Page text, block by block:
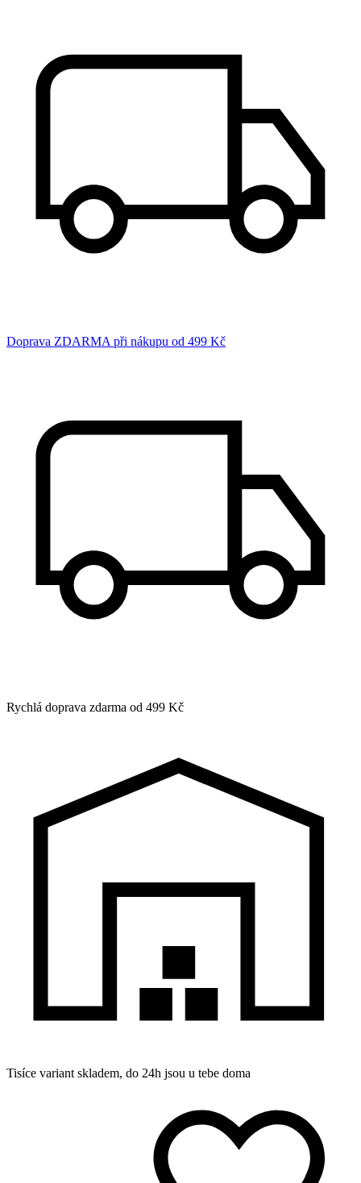
Doprava ZDARMA při nákupu od 499 Kč
Rychlá doprava zdarma od 499 Kč
Tisíce variant skladem, do 24h jsou u tebe doma